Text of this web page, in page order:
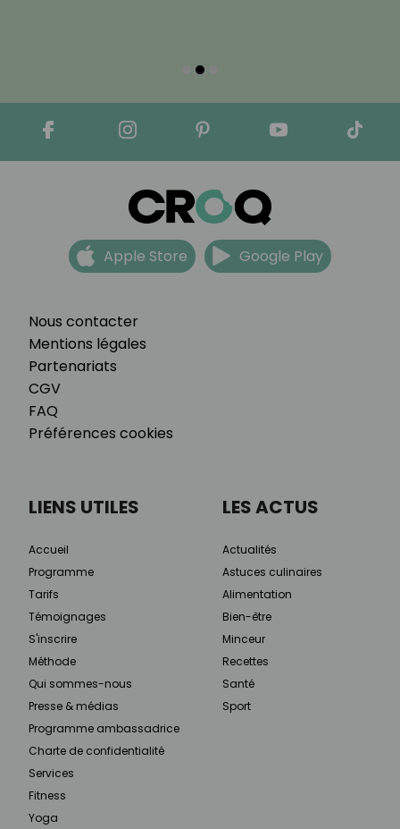
Nous contacter
Mentions légales
Partenariats
CGV
FAQ
Préférences cookies
Apple Store Google Play
LIENS UTILES
Accueil
Programme
Tarifs
Témoignages
S'inscrire
Méthode
Qui sommes-nous
Presse & médias
Programme ambassadrice
Charte de confidentialité
Services
Fitness
Yoga
LES ACTUS
Actualités
Astuces culinaires
Alimentation
Bien-être
Minceur
Recettes
Santé
Sport